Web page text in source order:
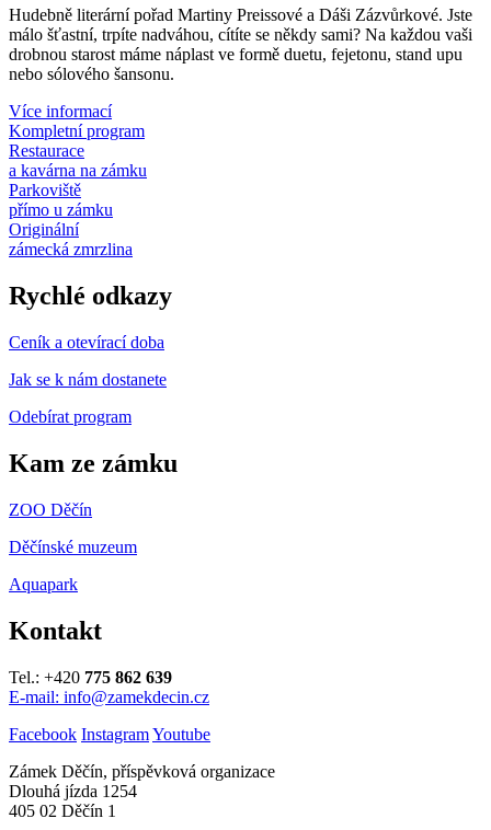
Hudebně literární pořad Martiny Preissové a Dáši Zázvůrkové. Jste
málo šťastní, trpíte nadváhou, cítíte se někdy sami? Na každou vaši
drobnou starost máme náplast ve formě duetu, fejetonu, stand upu
nebo sólového šansonu.
Více informací
Kompletní program
Restaurace
a kavárna na zámku
Parkoviště
přímo u zámku
Originální
zámecká zmrzlina
Rychlé odkazy
Ceník a otevírací doba
Jak se k nám dostanete
Odebírat program
Kam ze zámku
ZOO Děčín
Děčínské muzeum
Aquapark
Kontakt
Tel.: +420 775 862 639
E-mail: info@zamekdecin.cz
Facebook InstagramYoutube
Zámek Děčín, příspěvková organizace
Dlouhá jízda 1254
405 02 Děčín 1